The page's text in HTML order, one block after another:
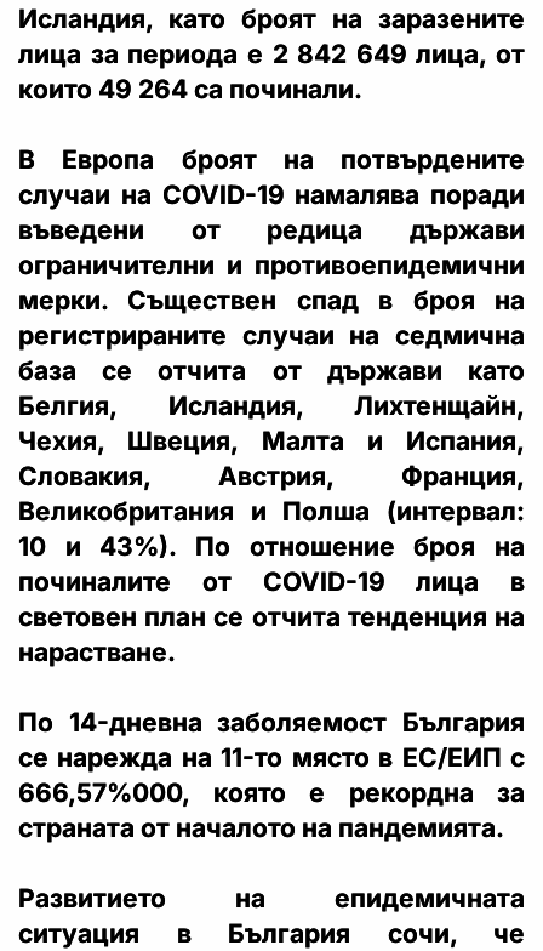
Исландия, като броят на заразените
лица за периода е 2 842 649 лица, от
които 49 264 са починали.
В Европа броят на потвърдените
случаи на COVID-19 намалява поради
въведени от редица държави
ограничителни и противоепидемични
мерки. Съществен спад в броя на
регистрираните случаи на седмична
база се отчита от държави като
Белгия, Исландия, Лихтенщайн,
Чехия, Швеция, Малта и Испания,
Словакия, Австрия, Франция,
Великобритания и Полша (интервал:
10 и 43%). По отношение броя на
починалите от COVID-19 лица в
световен план се отчита тенденция на
нарастване.
По 14-дневна заболяемост България
се нарежда на 11-то място в ЕС/ЕИП с
666,57%000, която е рекордна за
страната от началото на пандемията.
Развитието на епидемичната
ситуация в България сочи, че